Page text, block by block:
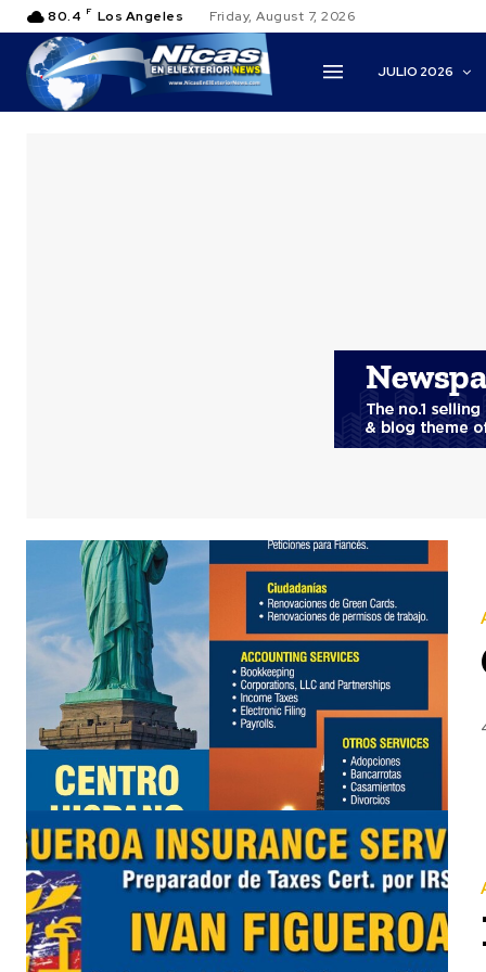
80.4 F Los Angeles Friday, August 7, 2026
JULIO 2026